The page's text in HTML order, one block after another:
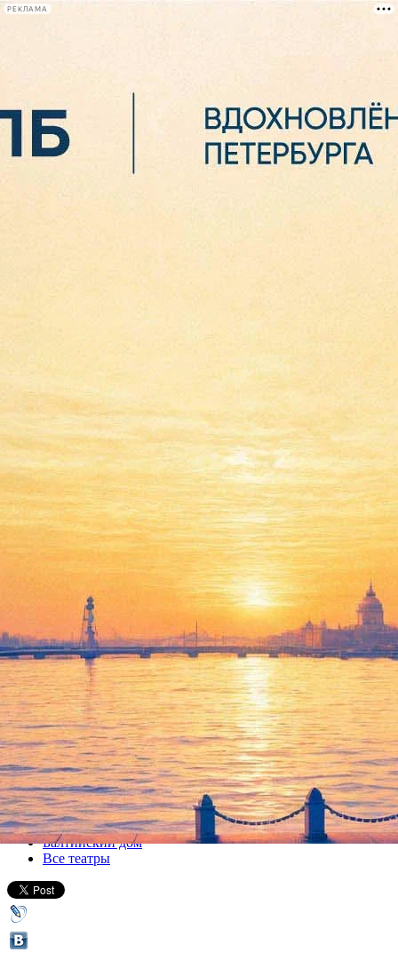
РЕКЛАМА
Сегодня:
Фальшивый купон
07 февраля 2012, вторник,19.30
Версия для печати
Все спектакли
Балтийский дом
Все театры